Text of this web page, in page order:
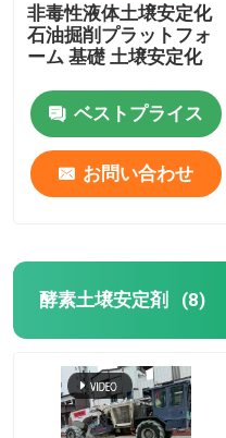
非毒性液体土壌安定化
石油掘削プラットフォ
ーム 基礎 土壌安定化
ベストプライス
お問い合わせ
酵素土壌安定剤 (8)